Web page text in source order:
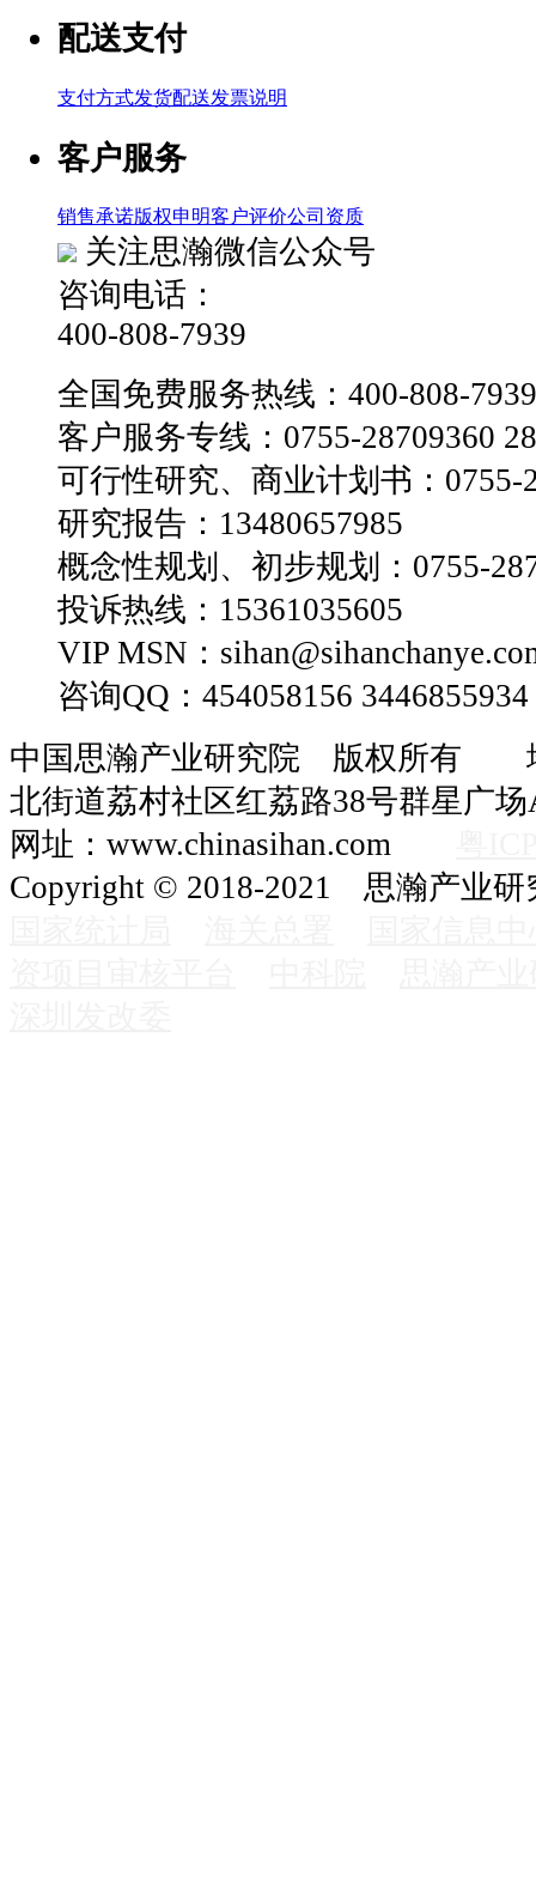
配送支付
支付方式发货配送发票说明
客户服务
销售承诺版权申明客户评价公司资质
关注思瀚微信公众号
咨询电话：
400-808-7939
全国免费服务热线：400-808-7939
客户服务专线：0755-28709360
可行性研究、商业计划书：0755-
研究报告：13480657985
概念性规划、初步规划：0755-
投诉热线：15361035605
VIP MSN：
咨询QQ：454058156 3446855934
中国思瀚产业研究院 版权所有
北街道荔村社区红荔路38号群星广
网址：www.chinasihan.com
Copyright © 2018-2021 思瀚产业研